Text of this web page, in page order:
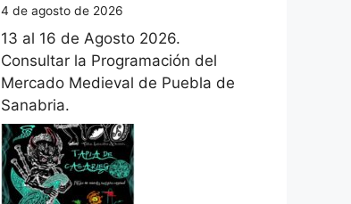
4 de agosto de 2026
13 al 16 de Agosto 2026.
Consultar la Programación del
Mercado Medieval de Puebla de
Sanabria.